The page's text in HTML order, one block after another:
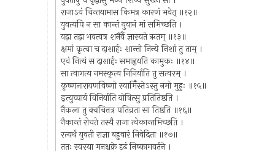
राजाऽयं चिन्तयामास किमत्र कारणं भवेत् ॥१२॥
युवत्यपि न सा कान्तं युवानं मां समिच्छति ।
यद्वा तद्वा भवत्वत्र शनैर्वै ज्ञास्यते ऋतम् ॥१३॥
क्षमां कृत्वा च दाशार्हः शान्तो निन्ये निशां तु ताम् ।
एवं नित्यं स दाशार्हः समाह्वयति कामुकः ॥१४॥
सा त्वागत्य नमस्कृत्य निनिर्याति तु सत्वरम् ।
कृष्णनारायणविष्णो स्वामिँस्तेऽस्तु नमो मुहुः ॥१५॥
इत्युच्चार्य विनिर्याति योषित्सु प्रतितिष्ठति ।
नैकला तु क्वचित्तत्र पतिव्रता सा तिष्ठति ॥१६॥
नैकान्तं रोचते तस्यै राजा त्वेकान्तमिच्छति ।
रत्यर्थं युवती राज्ञा बहुवारं निवेदिता ॥१७॥
ततः स्वस्या मनश्चक्रे दृढं निष्कामवर्तने ।